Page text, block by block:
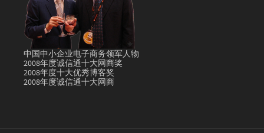
中国中小企业电子商务领军人物
2008年度诚信通十大网商奖
2008年度十大优秀博客奖
2008年度诚信通十大网商